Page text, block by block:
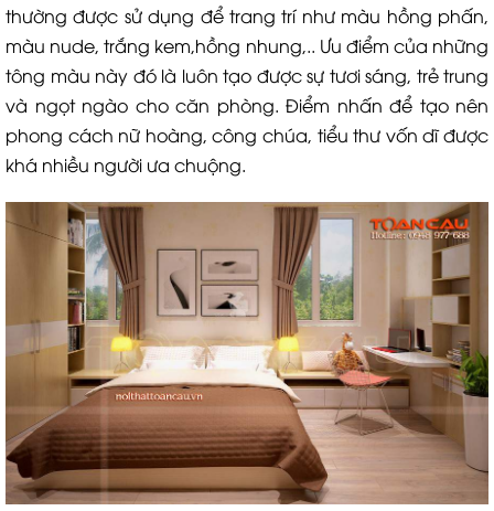
thường được sử dụng để trang trí như màu hồng phấn,
màu nude, trắng kem,hồng nhung,.. Ưu điểm của những
tông màu này đó là luôn tạo được sự tươi sáng, trẻ trung
và ngọt ngào cho căn phòng. Điểm nhấn để tạo nên
phong cách nữ hoàng, công chúa, tiểu thư vốn dĩ được
khá nhiều người ưa chuộng.